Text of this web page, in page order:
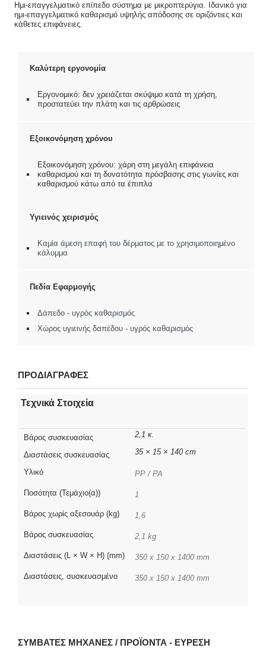
Ημι-επαγγελματικό επίπεδο σύστημα με μικροπτερύγια. Ιδανικό για
ημι-επαγγελματικό καθαρισμό υψηλής απόδοσης σε οριζόντιες και
κάθετες επιφάνειες.
Καλύτερη εργονομία
Εργονομικό: δεν χρειάζεται σκύψιμο κατά τη χρήση,
προστατεύει την πλάτη και τις αρθρώσεις
Εξοικονόμηση χρόνου
Εξοικονόμηση χρόνου: χάρη στη μεγάλη επιφάνεια
καθαρισμού και τη δυνατότητα πρόσβασης στις γωνίες και
καθαρισμού κάτω από τα έπιπλα
Υγιεινός χειρισμός
Καμία άμεση επαφή του δέρματος με το χρησιμοποιημένο
κάλυμμα
Πεδία Εφαρμογής
Δάπεδο - υγρός καθαρισμός
Χώρος υγιεινής δαπέδου - υγρός καθαρισμός
ΠΡΟΔΙΑΓΡΑΦΕΣ
Τεχνικά Στοιχεία
Βάρος συσκευασίας 2,1 κ.
Διαστάσεις συσκευασίας 35 × 15 × 140 cm
Υλικό PP / PA
Ποσότητα (Τεμάχιο(α)) 1
Βάρος χωρίς αξεσουάρ (kg) 1,6
Βάρος συσκευασίας 2,1 kg
Διαστάσεις (L × W × H) (mm) 350 x 150 x 1400 mm
Διαστάσεις, συσκευασμένο 350 x 150 x 1400 mm
ΣΥΜΒΑΤΈΣ ΜΗΧΑΝΈΣ / ΠΡΟΪΌΝΤΑ - ΕΎΡΕΣΗ